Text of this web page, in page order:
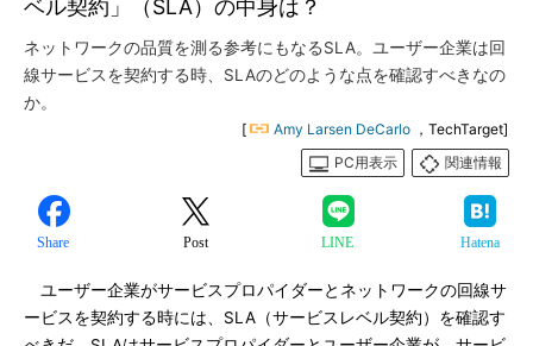
ベル契約」（SLA）の中身は？
ネットワークの品質を測る参考にもなるSLA。ユーザー企業は回
線サービスを契約する時、SLAのどのような点を確認すべきなの
か。
[ Amy Larsen DeCarlo ，TechTarget]
PC用表示
関連情報
Share Post LINE Hatena
ユーザー企業がサービスプロパイダーとネットワークの回線サ
ービスを契約する時には、SLA（サービスレベル契約）を確認す